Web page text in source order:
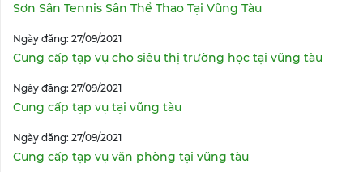
Sơn Sân Tennis Sân Thể Thao Tại Vũng Tàu
Ngày đăng: 27/09/2021
Cung cấp tạp vụ cho siêu thị trường học tại vũng tàu
Ngày đăng: 27/09/2021
Cung cấp tạp vụ tại vũng tàu
Ngày đăng: 27/09/2021
Cung cấp tạp vụ văn phòng tại vũng tàu